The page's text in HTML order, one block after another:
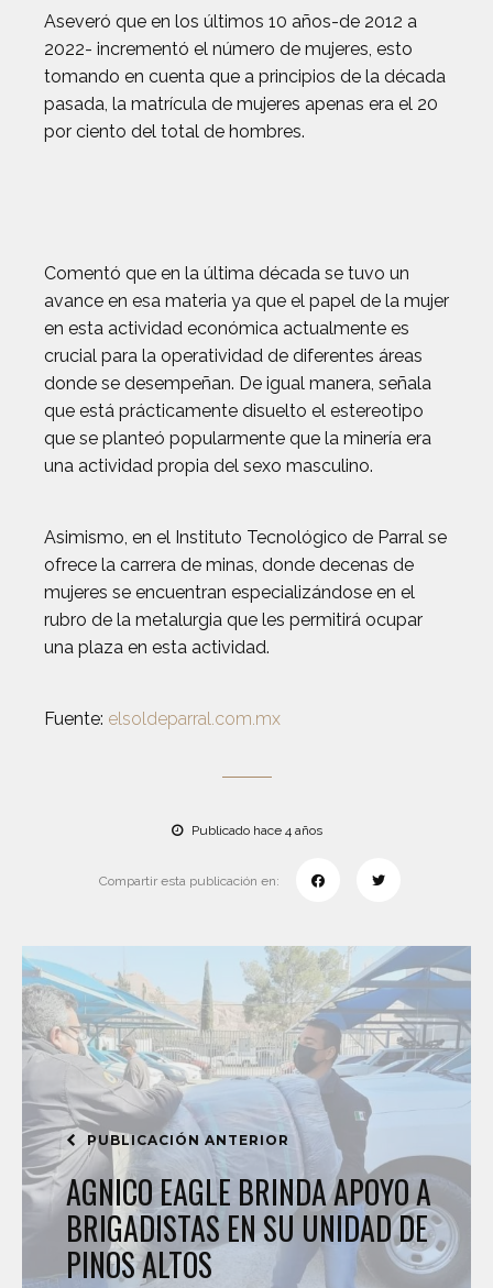
Aseveró que en los últimos 10 años-de 2012 a
2022- incrementó el número de mujeres, esto
tomando en cuenta que a principios de la década
pasada, la matrícula de mujeres apenas era el 20
por ciento del total de hombres.
Comentó que en la última década se tuvo un
avance en esa materia ya que el papel de la mujer
en esta actividad económica actualmente es
crucial para la operatividad de diferentes áreas
donde se desempeñan. De igual manera, señala
que está prácticamente disuelto el estereotipo
que se planteó popularmente que la minería era
una actividad propia del sexo masculino.
Asimismo, en el Instituto Tecnológico de Parral se
ofrece la carrera de minas, donde decenas de
mujeres se encuentran especializándose en el
rubro de la metalurgia que les permitirá ocupar
una plaza en esta actividad.
Fuente: elsoldeparral.com.mx
Publicado hace 4 años
Compartir esta publicación en:
PUBLICACIÓN ANTERIOR
AGNICO EAGLE BRINDA APOYO A
BRIGADISTAS EN SU UNIDAD DE
PINOS ALTOS